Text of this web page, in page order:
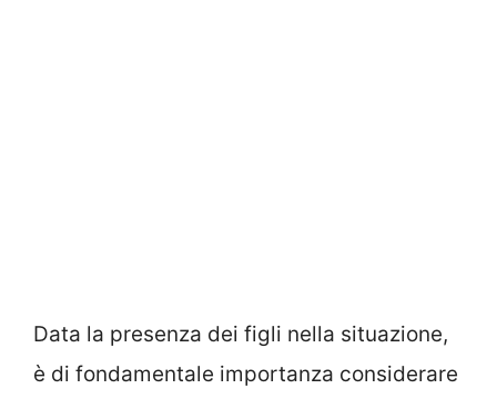
Data la presenza dei figli nella situazione,
è di fondamentale importanza considerare